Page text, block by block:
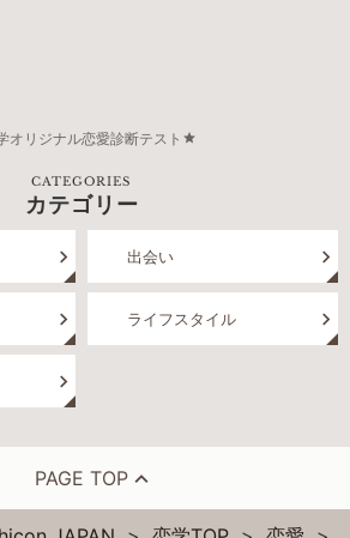
オリジナル恋愛診断テスト
CATEGORIES
カテゴリー
出会い
ライフスタイル
PAGE TOP